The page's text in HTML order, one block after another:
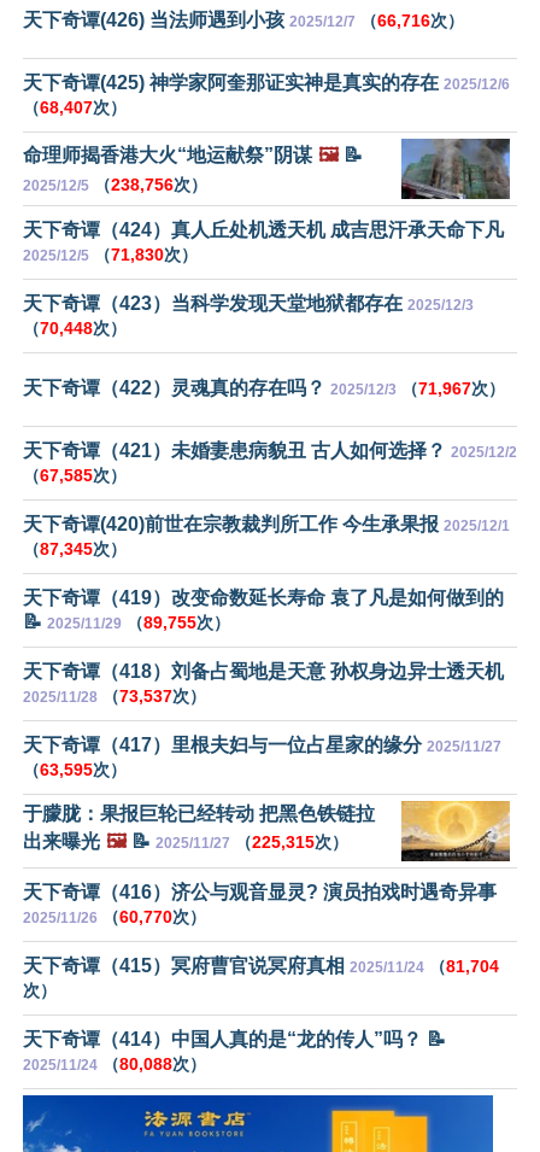
天下奇谭(426) 当法师遇到小孩 2025/12/7 （66,716次）
天下奇谭(425) 神学家阿奎那证实神是真实的存在 2025/12/6
（68,407次）
命理师揭香港大火“地运献祭”阴谋 🖼️📝
2025/12/5 （238,756次）
天下奇谭（424）真人丘处机透天机 成吉思汗承天命下凡
2025/12/5 （71,830次）
天下奇谭（423）当科学发现天堂地狱都存在 2025/12/3
（70,448次）
天下奇谭（422）灵魂真的存在吗？ 2025/12/3 （71,967次）
天下奇谭（421）未婚妻患病貌丑 古人如何选择？ 2025/12/2
（67,585次）
天下奇谭(420)前世在宗教裁判所工作 今生承果报 2025/12/1
（87,345次）
天下奇谭（419）改变命数延长寿命 袁了凡是如何做到的
📝 2025/11/29 （89,755次）
天下奇谭（418）刘备占蜀地是天意 孙权身边异士透天机
2025/11/28 （73,537次）
天下奇谭（417）里根夫妇与一位占星家的缘分 2025/11/27
（63,595次）
于朦胧：果报巨轮已经转动 把黑色铁链拉
出来曝光 🖼️📝 2025/11/27 （225,315次）
天下奇谭（416）济公与观音显灵? 演员拍戏时遇奇异事
2025/11/26 （60,770次）
天下奇谭（415）冥府曹官说冥府真相 2025/11/24 （81,704
次）
天下奇谭（414）中国人真的是“龙的传人”吗？ 📝
2025/11/24 （80,088次）